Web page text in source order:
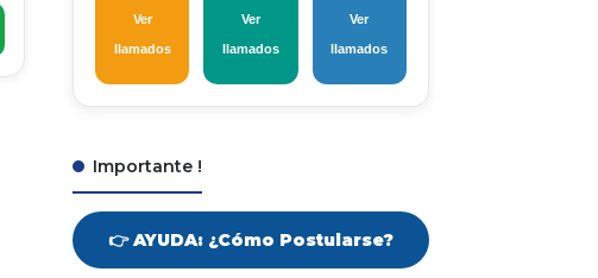
Ver
llamados
Ver
llamados
Ver
llamados
Importante !
👉 AYUDA: ¿Cómo Postularse?